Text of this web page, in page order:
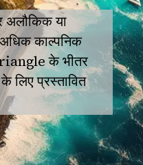
या
काल्पनिक
के भीतर
लिए प्रस्तावित